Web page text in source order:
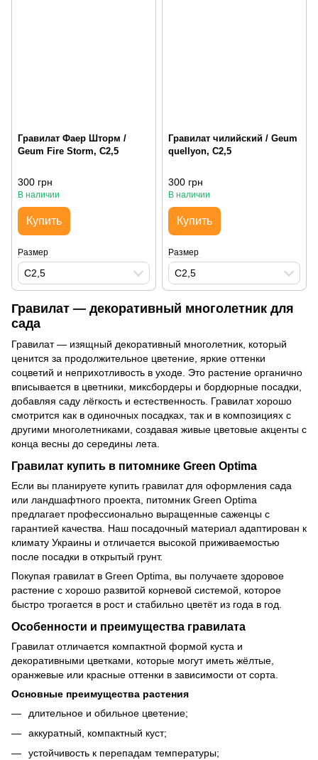
Гравилат Фаер Шторм /
Geum Fire Storm, С2,5
300 грн
В наличии
Купить
Размер
С2,5
Гравилат чилийский / Geum
quellyon, С2,5
300 грн
В наличии
Купить
Размер
С2,5
Гравилат — декоративный многолетник для
сада
Гравилат — изящный декоративный многолетник, который
ценится за продолжительное цветение, яркие оттенки
соцветий и неприхотливость в уходе. Это растение органично
вписывается в цветники, миксбордеры и бордюрные посадки,
добавляя саду лёгкость и естественность. Гравилат хорошо
смотрится как в одиночных посадках, так и в композициях с
другими многолетниками, создавая живые цветовые акценты с
конца весны до середины лета.
Гравилат купить в питомнике Green Optima
Если вы планируете купить гравилат для оформления сада
или ландшафтного проекта, питомник Green Optima
предлагает профессионально выращенные саженцы с
гарантией качества. Наш посадочный материал адаптирован к
климату Украины и отличается высокой приживаемостью
после посадки в открытый грунт.
Покупая гравилат в Green Optima, вы получаете здоровое
растение с хорошо развитой корневой системой, которое
быстро трогается в рост и стабильно цветёт из года в год.
Особенности и преимущества гравилата
Гравилат отличается компактной формой куста и
декоративными цветками, которые могут иметь жёлтые,
оранжевые или красные оттенки в зависимости от сорта.
Основные преимущества растения
длительное и обильное цветение;
аккуратный, компактный куст;
устойчивость к перепадам температуры;